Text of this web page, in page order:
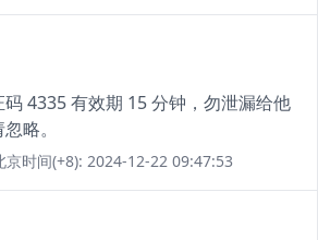
码 4335 有效期 15 分钟，勿泄漏给他
略。
时间(+8): 2024-12-22 09:47:53